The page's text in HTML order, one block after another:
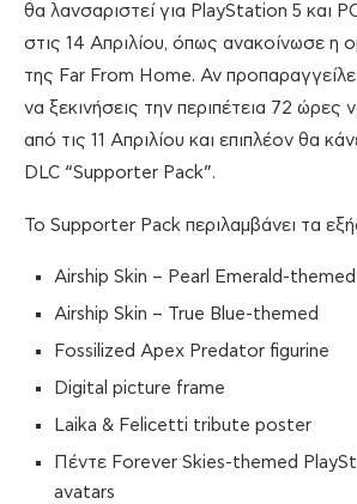
θα λανσαριστεί για PlayStation 5 και
στις 14 Απριλίου, όπως ανακοίνωσε η
της Far From Home. Αν
να ξεκινήσεις την περιπέτεια 72 ώρες
από τις 11 Απριλίου και επιπλέον θα
DLC “Supporter Pack”.
Το Supporter Pack περιλαμβάνει τα
Airship Skin – Pearl Emerald-themed
Airship Skin – True Blue-themed
Fossilized Apex Predator figurine
Digital picture frame
Laika & Felicetti tribute poster
Πέντε Forever Skies-themed
avatars